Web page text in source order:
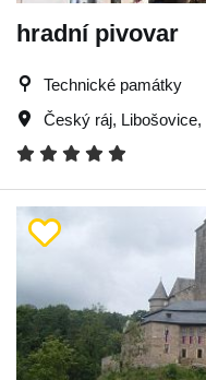
hradní pivovar
Technické památky
Český ráj, Libošovice,